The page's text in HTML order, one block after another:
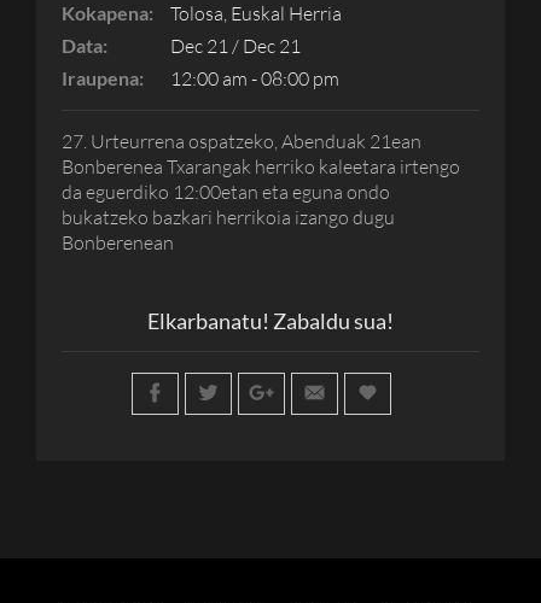
Kokapena: Tolosa, Euskal Herria
Data: Dec 21 / Dec 21
Iraupena: 12:00 am - 08:00 pm
27. Urteurrena ospatzeko, Abenduak 21ean
Bonberenea Txarangak herriko kaleetara irtengo
da eguerdiko 12:00etan eta eguna ondo
bukatzeko bazkari herrikoia izango dugu
Bonberenean
Elkarbanatu! Zabaldu sua!